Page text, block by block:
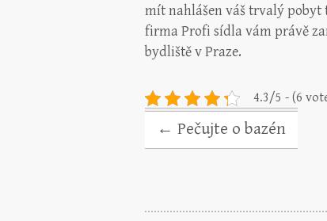
mít nahlášen váš trvalý pobyt
firma Profi sídla vám právě
bydliště v Praze.
4.3/5 - (6
← Pečujte o bazén